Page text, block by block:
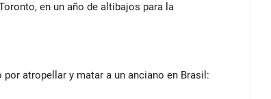
en un año de altibajos para la
atropellar y matar a un anciano en Brasil: